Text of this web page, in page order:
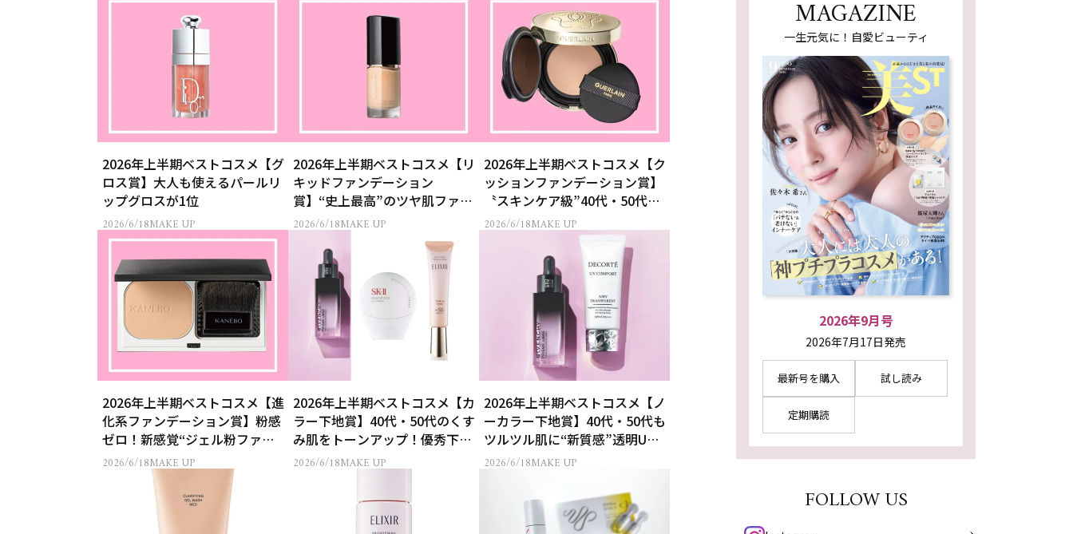
2026年上半期ベストコスメ【グ
ロス賞】大人も使えるパールリ
ップグロスが1位
2026/6/18MAKE UP
2026年上半期ベストコスメ【リ
キッドファンデーション
賞】“史上最高”のツヤ肌ファン
デ誕生
2026/6/18MAKE UP
2026年上半期ベストコスメ【ク
ッションファンデーション賞】
〝スキンケア級”40代・50代の
ベストファンデ
2026/6/18MAKE UP
2026年上半期ベストコスメ【進
化系ファンデーション賞】粉感
ゼロ！新感覚“ジェル粉ファン
デ”が1位
2026/6/18MAKE UP
2026年上半期ベストコスメ【カ
ラー下地賞】40代・50代のくす
み肌をトーンアップ！優秀下地
TOP3
2026/6/18MAKE UP
2026年上半期ベストコスメ【ノ
ーカラー下地賞】40代・50代も
ツルツル肌に“新質感”透明UV
が1位
2026/6/18MAKE UP
MAGAZINE
一生元気に！自愛ビューティ
2026年9月号
2026年7月17日発売
最新号を購入 試し読み
定期購読
FOLLOW US